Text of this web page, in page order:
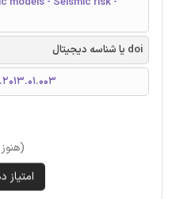
doi یا شناسه دیجیتال